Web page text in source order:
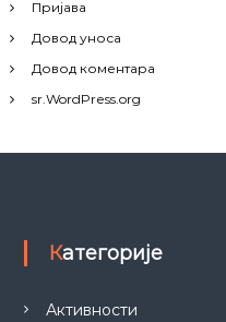
Пријава
Довод уноса
Довод коментара
sr.WordPress.org
Категорије
Активности